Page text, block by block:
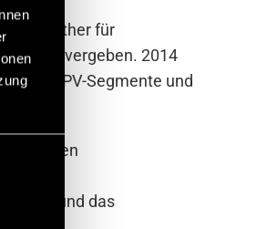
seither für
vergeben. 2014
PV-Segmente und
sollen
und das